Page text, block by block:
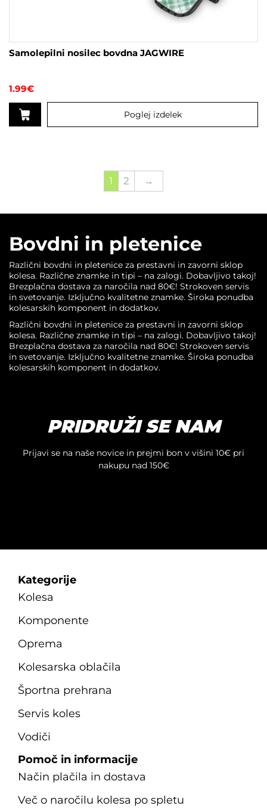
Samolepilni nosilec bovdna JAGWIRE
1.99€
Poglej izdelek
1 2 →
Bovdni in pletenice
Različni bovdni in pletenice za prestavni in zavorni sklop
kolesa. Različne znamke in tipi – na zalogi. Dobavljivo takoj!
Brezplačna dostava za naročila nad 80€! Strokoven servis
in svetovanje. Izključno kvalitetne znamke. Široka ponudba
kolesarskih komponent in dodatkov.
Različni bovdni in pletenice za prestavni in zavorni sklop
kolesa. Različne znamke in tipi – na zalogi. Dobavljivo takoj!
Brezplačna dostava za naročila nad 80€! Strokoven servis
in svetovanje. Izključno kvalitetne znamke. Široka ponudba
kolesarskih komponent in dodatkov.
PRIDRUŽI SE NAM
Prijavi se na naše novice in prejmi bon v višini 10€ pri
nakupu nad 150€
Kategorije
Kolesa
Komponente
Oprema
Kolesarska oblačila
Športna prehrana
Servis koles
Vodiči
Pomoč in informacije
Način plačila in dostava
Več o naročilu kolesa po spletu